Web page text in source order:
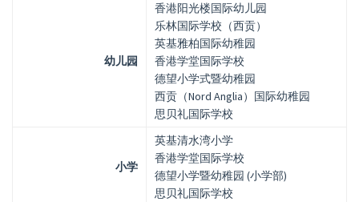
幼儿园
香港阳光楼国际幼儿园
乐林国际学校（西贡）
英基雅柏国际幼稚园
香港学堂国际学校
德望小学式暨幼稚园
西贡（Nord Anglia）国际幼稚园
思贝礼国际学校
小学
英基清水湾小学
香港学堂国际学校
德望小学暨幼稚园 (小学部)
思贝礼国际学校